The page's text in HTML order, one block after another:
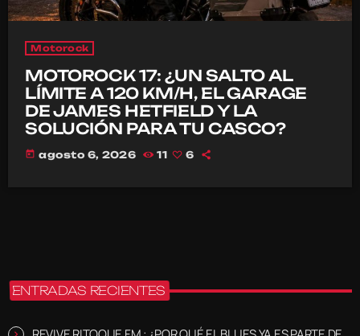
Motorock
MOTOROCK 17: ¿UN SALTO AL
LÍMITE A 120 KM/H, EL GARAGE
DE JAMES HETFIELD Y LA
SOLUCIÓN PARA TU CASCO?
today agosto 6, 2026 11 6
ENTRADAS RECIENTES